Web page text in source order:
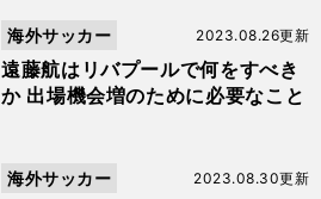
遠藤航はリバプールで何をすべき
か 出場機会増のために必要なこと
2023.08.26更新
海外サッカー
2023.08.30更新
海外サッカー